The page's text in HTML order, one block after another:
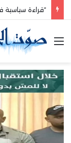
“قراءة
القائمة